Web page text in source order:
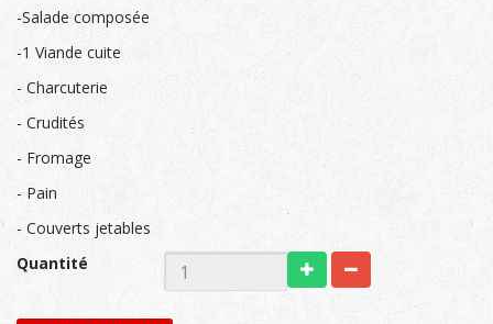
-Salade composée
-1 Viande cuite
- Charcuterie
- Crudités
- Fromage
- Pain
- Couverts jetables
Quantité